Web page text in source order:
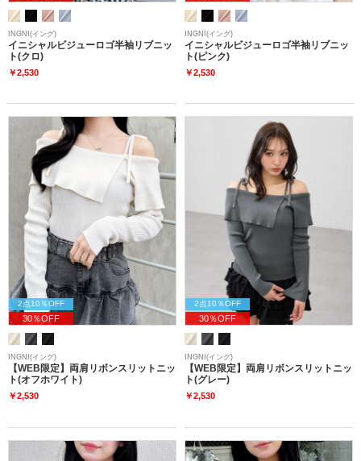
INGNI(イング)
イニシャルビジューロゴ半袖リブニッ
ト(クロ)
￥2,530
INGNI(イング)
イニシャルビジューロゴ半袖リブニッ
ト(ピンク)
￥2,530
2点10％OFF
30％OFF
INGNI(イング)
【WEB限定】両肩リボンスリットニッ
ト(オフホワイト)
￥2,530
2点10％OFF
30％OFF
INGNI(イング)
【WEB限定】両肩リボンスリットニッ
ト(グレー)
￥2,530